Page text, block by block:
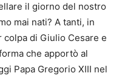
il giorno del nostro
mai nati? A tanti, in
di Giulio Cesare e
che apportò al
Papa Gregorio XIII nel